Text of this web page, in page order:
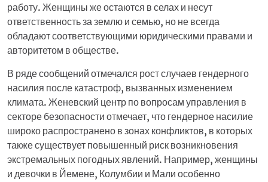
работу. Женщины же остаются в селах и несут
ответственность за землю и семью, но не всегда
обладают соответствующими юридическими правами и
авторитетом в обществе.
В ряде сообщений отмечался рост случаев гендерного
насилия после катастроф, вызванных изменением
климата. Женевский центр по вопросам управления в
секторе безопасности отмечает, что гендерное насилие
широко распространено в зонах конфликтов, в которых
также существует повышенный риск возникновения
экстремальных погодных явлений. Например, женщины
и девочки в Йемене, Колумбии и Мали особенно